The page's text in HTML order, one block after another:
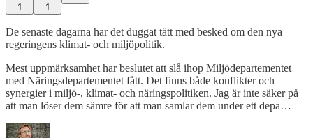
1 1
De senaste dagarna har det duggat tätt med besked om den nya
regeringens klimat- och miljöpolitik.
Mest uppmärksamhet har beslutet att slå ihop Miljödepartementet
med Näringsdepartementet fått. Det finns både konflikter och
synergier i miljö-, klimat- och näringspolitiken. Jag är inte säker på
att man löser dem sämre för att man samlar dem under ett depa…